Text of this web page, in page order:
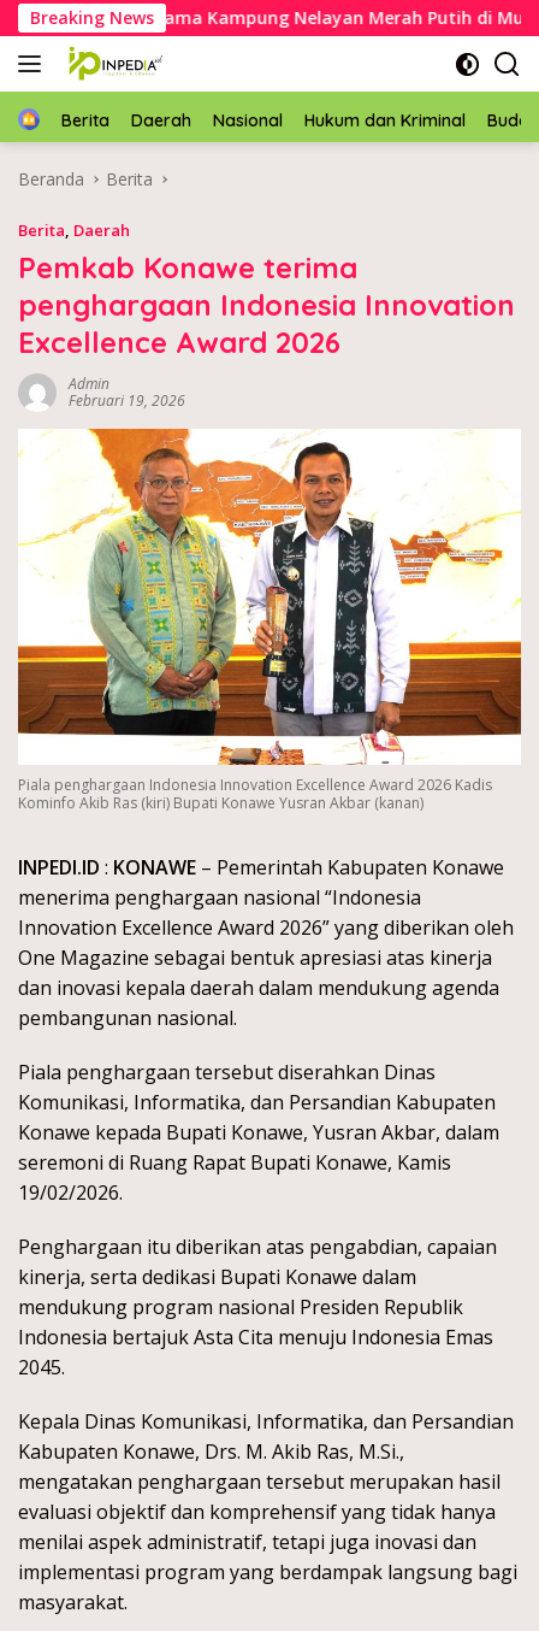
Langsung
ke
konten
Breaking News
batu pertama Kampung Nelayan Merah Putih di Muara
HomeBerita Daerah Nasional Hukum dan Kriminal
Beranda Berita
Berita, Daerah
Pemkab Konawe terima
penghargaan Indonesia Innovation
Excellence Award 2026
Admin
Februari 19, 2026
Piala penghargaan Indonesia Innovation Excellence Award 2026 Kadis
Kominfo Akib Ras (kiri) Bupati Konawe Yusran Akbar (kanan)
INPEDI.ID : KONAWE – Pemerintah Kabupaten Konawe
menerima penghargaan nasional “Indonesia
Innovation Excellence Award 2026” yang diberikan oleh
One Magazine sebagai bentuk apresiasi atas kinerja
dan inovasi kepala daerah dalam mendukung agenda
pembangunan nasional.
Piala penghargaan tersebut diserahkan Dinas
Komunikasi, Informatika, dan Persandian Kabupaten
Konawe kepada Bupati Konawe, Yusran Akbar, dalam
seremoni di Ruang Rapat Bupati Konawe, Kamis
19/02/2026.
Penghargaan itu diberikan atas pengabdian, capaian
kinerja, serta dedikasi Bupati Konawe dalam
mendukung program nasional Presiden Republik
Indonesia bertajuk Asta Cita menuju Indonesia Emas
2045.
Kepala Dinas Komunikasi, Informatika, dan Persandian
Kabupaten Konawe, Drs. M. Akib Ras, M.Si.,
mengatakan penghargaan tersebut merupakan hasil
evaluasi objektif dan komprehensif yang tidak hanya
menilai aspek administratif, tetapi juga inovasi dan
implementasi program yang berdampak langsung bagi
masyarakat.